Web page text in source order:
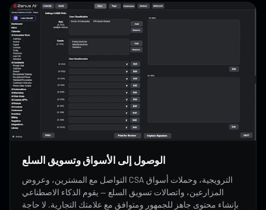
الوصول إلى الأسواق وتسويق السلع
التواصل مع المشترين، وعروض CSA الترويجية، وحملات أسواق
المزارعين، واتصالات تسويق السلع — يقوم الذكاء الاصطناعي
بإنشاء محتوى جاهز للجمهور ومتوافق مع علامتك التجارية. لا حاجة